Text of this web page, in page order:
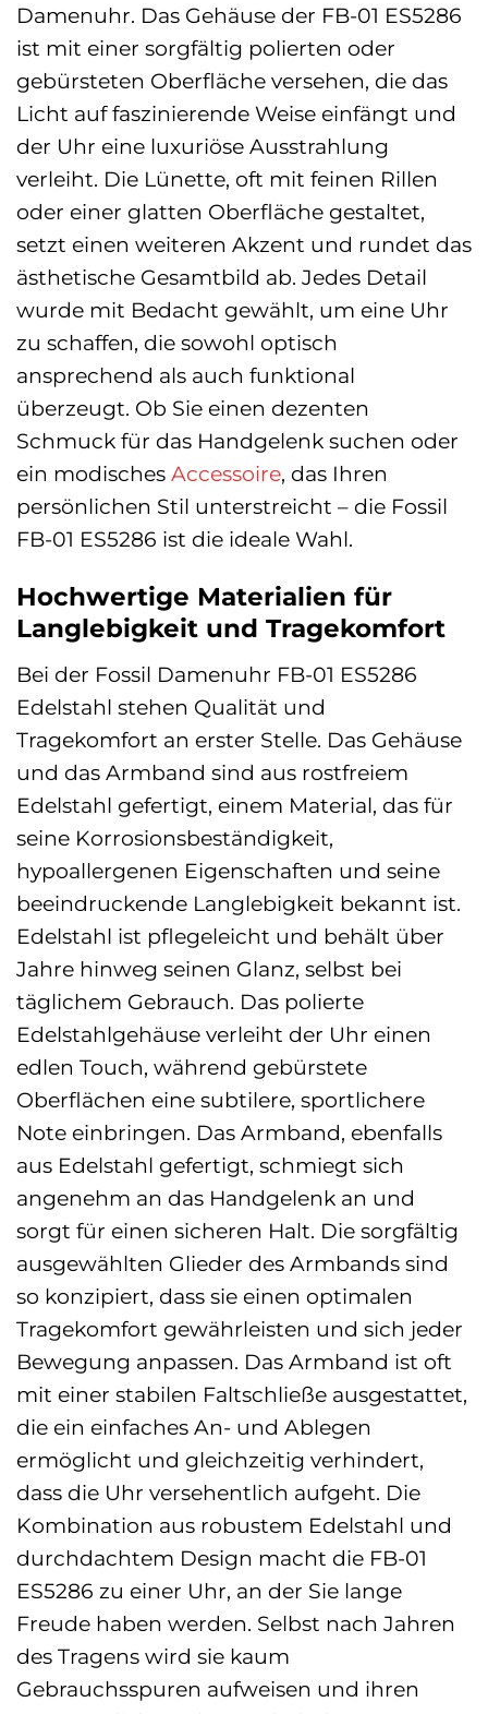
Damenuhr. Das Gehäuse der FB-01 ES5286
ist mit einer sorgfältig polierten oder
gebürsteten Oberfläche versehen, die das
Licht auf faszinierende Weise einfängt und
der Uhr eine luxuriöse Ausstrahlung
verleiht. Die Lünette, oft mit feinen Rillen
oder einer glatten Oberfläche gestaltet,
setzt einen weiteren Akzent und rundet das
ästhetische Gesamtbild ab. Jedes Detail
wurde mit Bedacht gewählt, um eine Uhr
zu schaffen, die sowohl optisch
ansprechend als auch funktional
überzeugt. Ob Sie einen dezenten
Schmuck für das Handgelenk suchen oder
ein modisches Accessoire, das Ihren
persönlichen Stil unterstreicht – die Fossil
FB-01 ES5286 ist die ideale Wahl.
Hochwertige Materialien für
Langlebigkeit und Tragekomfort
Bei der Fossil Damenuhr FB-01 ES5286
Edelstahl stehen Qualität und
Tragekomfort an erster Stelle. Das Gehäuse
und das Armband sind aus rostfreiem
Edelstahl gefertigt, einem Material, das für
seine Korrosionsbeständigkeit,
hypoallergenen Eigenschaften und seine
beeindruckende Langlebigkeit bekannt ist.
Edelstahl ist pflegeleicht und behält über
Jahre hinweg seinen Glanz, selbst bei
täglichem Gebrauch. Das polierte
Edelstahlgehäuse verleiht der Uhr einen
edlen Touch, während gebürstete
Oberflächen eine subtilere, sportlichere
Note einbringen. Das Armband, ebenfalls
aus Edelstahl gefertigt, schmiegt sich
angenehm an das Handgelenk an und
sorgt für einen sicheren Halt. Die sorgfältig
ausgewählten Glieder des Armbands sind
so konzipiert, dass sie einen optimalen
Tragekomfort gewährleisten und sich jeder
Bewegung anpassen. Das Armband ist oft
mit einer stabilen Faltschließe ausgestattet,
die ein einfaches An- und Ablegen
ermöglicht und gleichzeitig verhindert,
dass die Uhr versehentlich aufgeht. Die
Kombination aus robustem Edelstahl und
durchdachtem Design macht die FB-01
ES5286 zu einer Uhr, an der Sie lange
Freude haben werden. Selbst nach Jahren
des Tragens wird sie kaum
Gebrauchsspuren aufweisen und ihren